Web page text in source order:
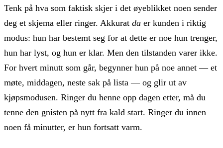
Tenk på hva som faktisk skjer i det øyeblikket noen sender
deg et skjema eller ringer. Akkurat da er kunden i riktig
modus: hun har bestemt seg for at dette er noe hun trenger,
hun har lyst, og hun er klar. Men den tilstanden varer ikke.
For hvert minutt som går, begynner hun på noe annet — et
møte, middagen, neste sak på lista — og glir ut av
kjøpsmodusen. Ringer du henne opp dagen etter, må du
tenne den gnisten på nytt fra kald start. Ringer du innen
noen få minutter, er hun fortsatt varm.